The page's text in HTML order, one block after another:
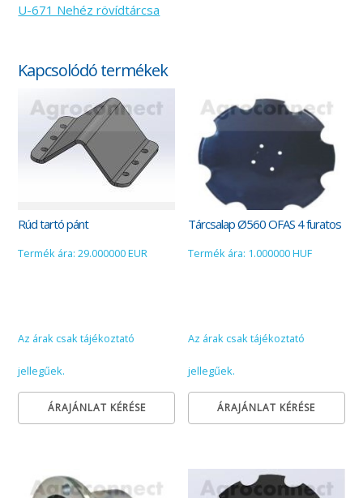
U-671 Nehéz rövídtárcsa
Kapcsolódó termékek
Rúd tartó pánt
Termék ára: 29.000000 EUR
Az árak csak tájékoztató
jellegűek.
ÁRAJÁNLAT KÉRÉSE
Tárcsalap Ø560 OFAS 4 furatos
Termék ára: 1.000000 HUF
Az árak csak tájékoztató
jellegűek.
ÁRAJÁNLAT KÉRÉSE